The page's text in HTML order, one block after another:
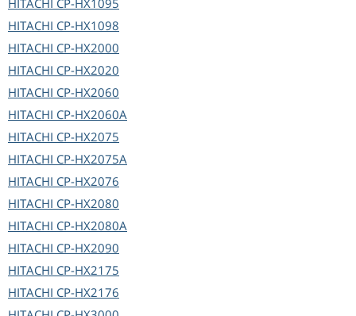
HITACHI CP-HX1095
HITACHI CP-HX1098
HITACHI CP-HX2000
HITACHI CP-HX2020
HITACHI CP-HX2060
HITACHI CP-HX2060A
HITACHI CP-HX2075
HITACHI CP-HX2075A
HITACHI CP-HX2076
HITACHI CP-HX2080
HITACHI CP-HX2080A
HITACHI CP-HX2090
HITACHI CP-HX2175
HITACHI CP-HX2176